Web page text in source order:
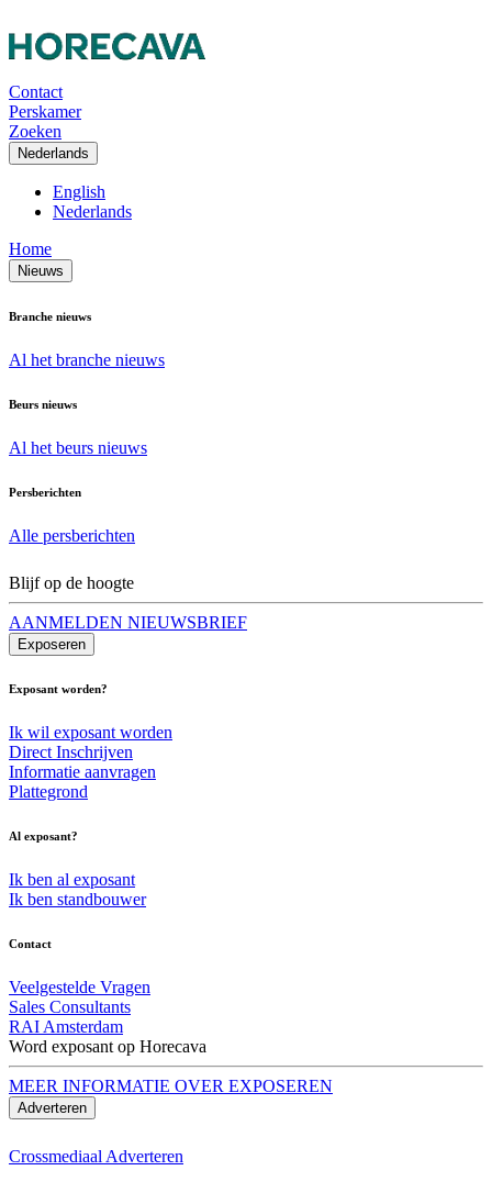
Contact
Perskamer
Zoeken
Nederlands
English
Nederlands
Home
Nieuws
Branche nieuws
Al het branche nieuws
Beurs nieuws
Al het beurs nieuws
Persberichten
Alle persberichten
Blijf op de hoogte
AANMELDEN NIEUWSBRIEF
Exposeren
Exposant worden?
Ik wil exposant worden
Direct Inschrijven
Informatie aanvragen
Plattegrond
Al exposant?
Ik ben al exposant
Ik ben standbouwer
Contact
Veelgestelde Vragen
Sales Consultants
RAI Amsterdam
Word exposant op Horecava
MEER INFORMATIE OVER EXPOSEREN
Adverteren
Crossmediaal Adverteren